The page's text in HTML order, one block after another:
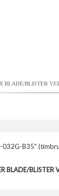
BLISTER
032G-B35"
BLADE/